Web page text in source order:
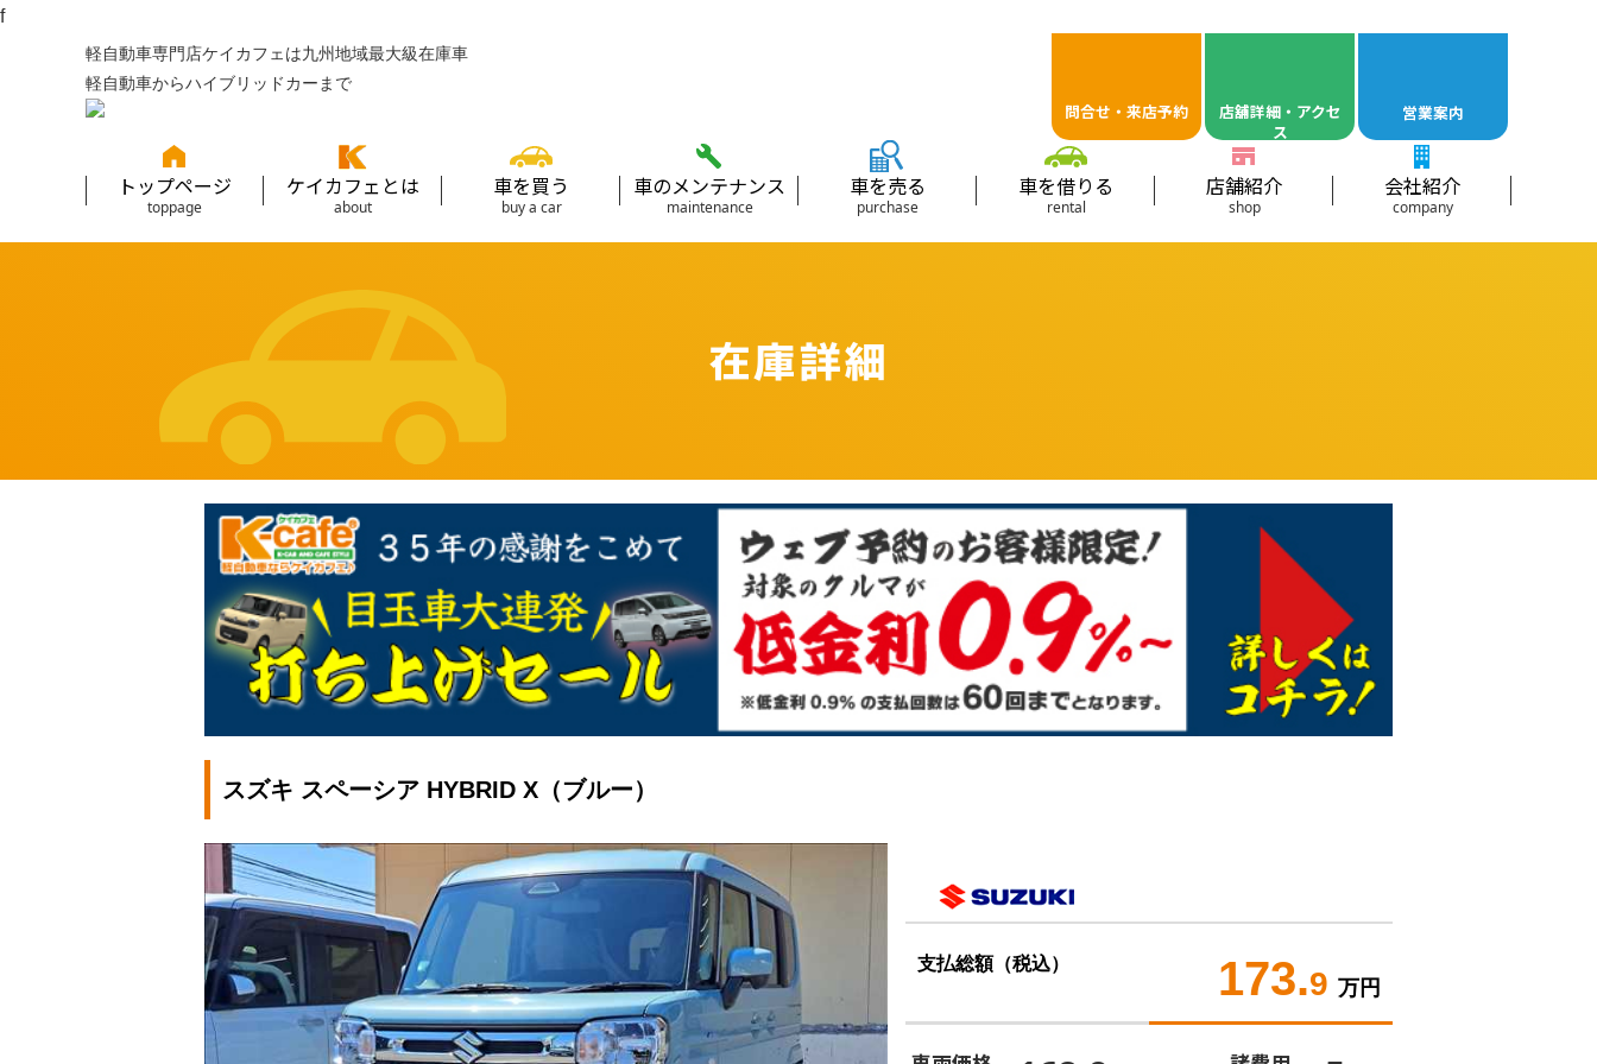
f
軽自動車専門店ケイカフェは九州地域最大級在庫車
軽自動車からハイブリッドカーまで
問合せ・来店予約
店舖詳細・アクセ
ス
営業案内
トップページ
toppage
ケイカフェとは
about
車を買う
buy a car
車のメンテナンス
maintenance
車を売る
purchase
車を借りる
rental
店舗紹介
shop
会社紹介
company
在庫詳細
スズキ スペーシア HYBRID X（ブルー）
支払総額（税込） 173.9 万円